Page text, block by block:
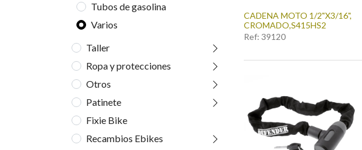
Tubos de gasolina
Varios
Taller
Ropa y protecciones
Otros
Patinete
Fixie Bike
Recambios Ebikes
CADENA MOTO 1/2"X3/16",
CROMADO,S415HS2
Ref: 39120